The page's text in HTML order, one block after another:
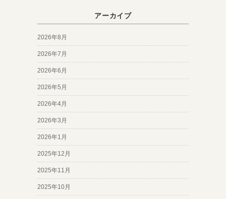
アーカイブ
2026年8月
2026年7月
2026年6月
2026年5月
2026年4月
2026年3月
2026年1月
2025年12月
2025年11月
2025年10月